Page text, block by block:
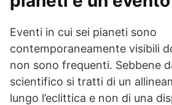
Eventi in cui sei pianeti sono
contemporaneamente visibili
non sono frequenti. Sebbene
scientifico si tratti di un
lungo l’eclittica e non di una